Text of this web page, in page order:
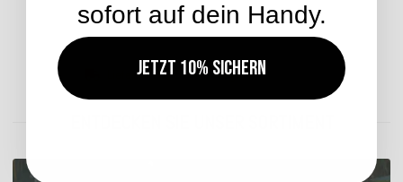
Lieferzeit: ca. 5-7 Werktage
sofort auf dein Handy.
Jetzt 10% sichern